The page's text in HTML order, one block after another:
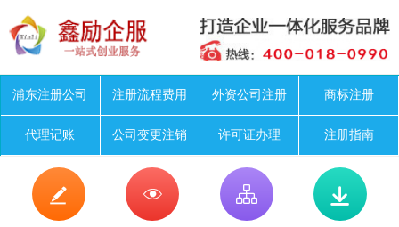
浦东注册公司 注册流程费用 外资公司注册 商标注册
代理记账 公司变更注销 许可证办理 注册指南
   